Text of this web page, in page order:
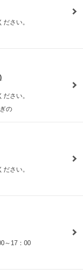
さい。
さい。
の
さい。
～17：00